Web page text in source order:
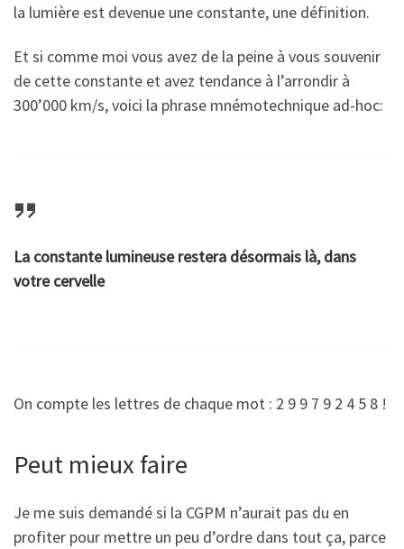
la lumière est devenue une constante, une définition.
Et si comme moi vous avez de la peine à vous souvenir
de cette constante et avez tendance à l’arrondir à
300’000 km/s, voici la phrase mnémotechnique ad-hoc:
La constante lumineuse restera désormais là, dans
votre cervelle
On compte les lettres de chaque mot : 2 9 9 7 9 2 4 5 8 !
Peut mieux faire
Je me suis demandé si la CGPM n’aurait pas du en
profiter pour mettre un peu d’ordre dans tout ça, parce